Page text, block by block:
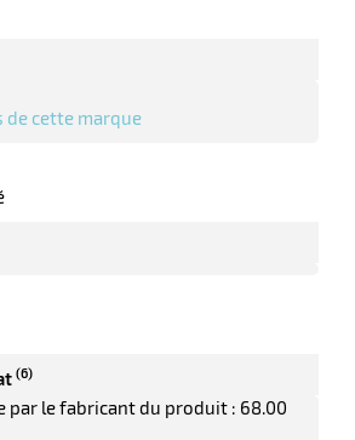
cette marque
(6)
par le fabricant du produit : 68.00